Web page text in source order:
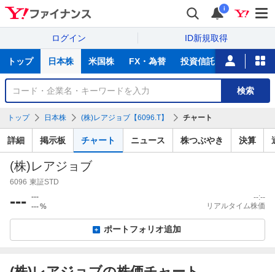
i
ログイン ID新規取得
サ
トップ 日本株 米国株 FX・為替 投資信託 ニュース
銘
検
索
検索
トップ 日本株 (株)レアジョブ【6096.T】 チャート
詳細 掲示板 チャート ニュース 株つぶやき 決算
(株)レアジョブ
6096 東証STD
--- ---
---%
--:--
リアルタイム株価
ポートフォリオ追加